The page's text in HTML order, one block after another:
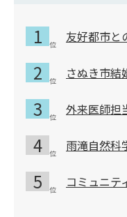
友好都市と
さぬき市結
外来医師担
雨滝自然科
コミュニテ